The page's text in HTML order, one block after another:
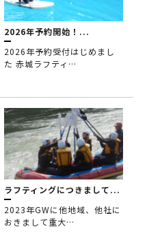
2026年予約開始！...
2026年予約受付はじめまし
た 赤城ラフティ…
ラフティングにつきまして...
2023年GWに他地域、他社に
おきまして重大…